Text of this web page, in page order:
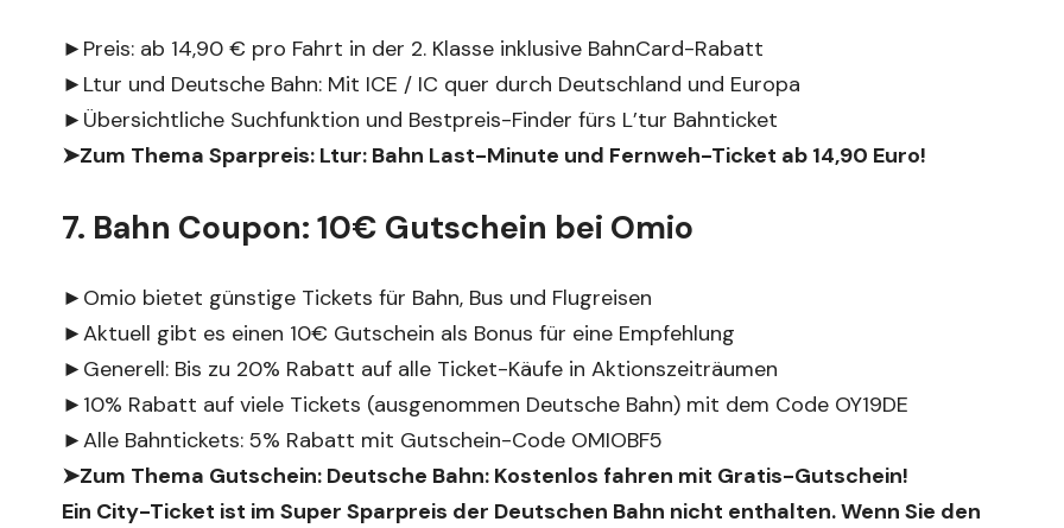
►Preis: ab 14,90 € pro Fahrt in der 2. Klasse inklusive BahnCard-Rabatt
►Ltur und Deutsche Bahn: Mit ICE / IC quer durch Deutschland und Europa
►Übersichtliche Suchfunktion und Bestpreis-Finder fürs L’tur Bahnticket
➤Zum Thema Sparpreis: Ltur: Bahn Last-Minute und Fernweh-Ticket ab 14,90 Euro!
7. Bahn Coupon: 10€ Gutschein bei Omio
►Omio bietet günstige Tickets für Bahn, Bus und Flugreisen
►Aktuell gibt es einen 10€ Gutschein als Bonus für eine Empfehlung
►Generell: Bis zu 20% Rabatt auf alle Ticket-Käufe in Aktionszeiträumen
►10% Rabatt auf viele Tickets (ausgenommen Deutsche Bahn) mit dem Code OY19DE
►Alle Bahntickets: 5% Rabatt mit Gutschein-Code OMIOBF5
➤Zum Thema Gutschein: Deutsche Bahn: Kostenlos fahren mit Gratis-Gutschein!
Ein City-Ticket ist im Super Sparpreis der Deutschen Bahn nicht enthalten. Wenn Sie den